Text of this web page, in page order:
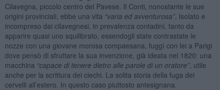
Cilavegna, piccolo centro del Pavese. Il Conti, nonostante le sue
origini provinciali, ebbe una vita “varia ed avventurosa”. Isolato e
incompreso dai cilavegnesi, in prevalenza contadini, tanto da
apparire quasi uno squilibrato, essendogli state contrastate le
nozze con una giovane morosa compaesana, fuggì con lei a Parigi
dove pensò di sfruttare la sua invenzione, già ideata nel 1820: una
macchina “capace di tenere dietro alle parole di un oratore”, utile
anche per la scrittura dei ciechi. La solita storia della fuga dei
cervelli all’estero. In questo caso piuttosto antesignana.